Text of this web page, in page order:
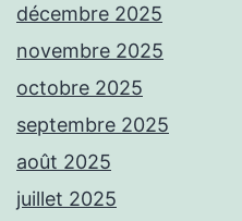
décembre 2025
novembre 2025
octobre 2025
septembre 2025
août 2025
juillet 2025